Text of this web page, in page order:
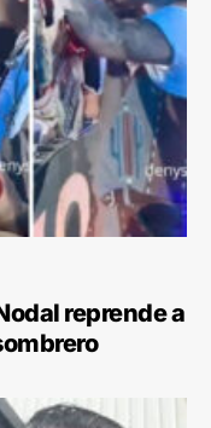
reprende a